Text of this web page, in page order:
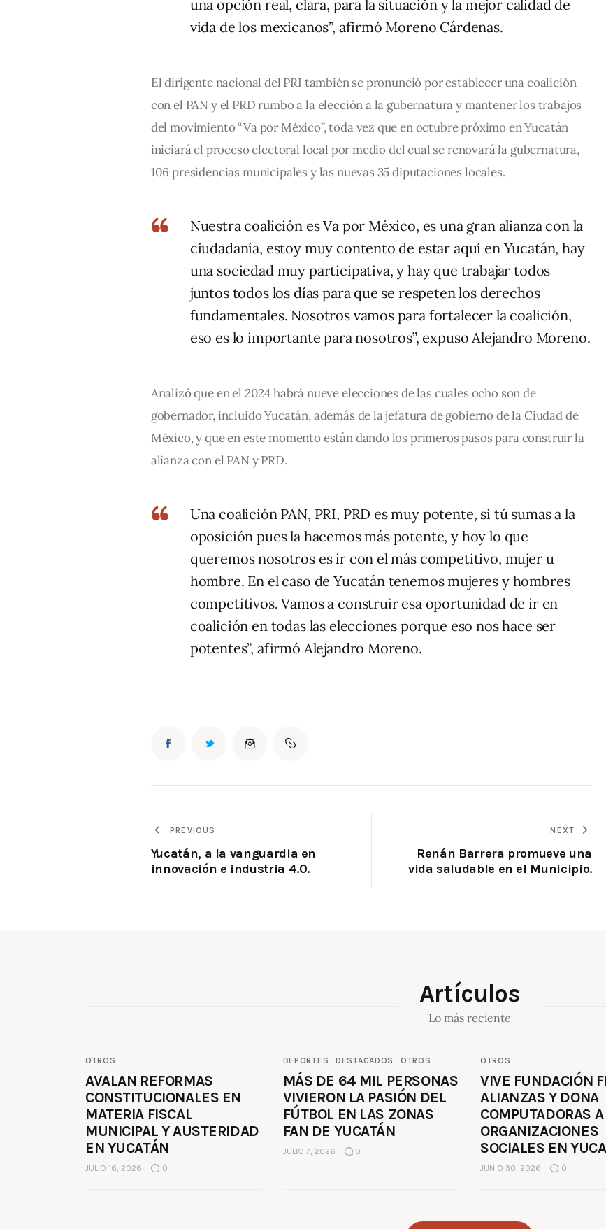
una opción real, clara, para la situación y la mejor calidad de
vida de los mexicanos”, afirmó Moreno Cárdenas.
El dirigente nacional del PRI también se pronunció por establecer una coalición
con el PAN y el PRD rumbo a la elección a la gubernatura y mantener los trabajos
del movimiento “Va por México”, toda vez que en octubre próximo en Yucatán
iniciará el proceso electoral local por medio del cual se renovará la gubernatura,
106 presidencias municipales y las nuevas 35 diputaciones locales.
Nuestra coalición es Va por México, es una gran alianza con la
ciudadanía, estoy muy contento de estar aquí en Yucatán, hay
una sociedad muy participativa, y hay que trabajar todos
juntos todos los días para que se respeten los derechos
fundamentales. Nosotros vamos para fortalecer la coalición,
eso es lo importante para nosotros”, expuso Alejandro Moreno.
Analizó que en el 2024 habrá nueve elecciones de las cuales ocho son de
gobernador, incluido Yucatán, además de la jefatura de gobierno de la Ciudad de
México, y que en este momento están dando los primeros pasos para construir la
alianza con el PAN y PRD.
Una coalición PAN, PRI, PRD es muy potente, si tú sumas a la
oposición pues la hacemos más potente, y hoy lo que
queremos nosotros es ir con el más competitivo, mujer u
hombre. En el caso de Yucatán tenemos mujeres y hombres
competitivos. Vamos a construir esa oportunidad de ir en
coalición en todas las elecciones porque eso nos hace ser
potentes”, afirmó Alejandro Moreno.
PREVIOUS
Yucatán, a la vanguardia en
innovación e industria 4.0.
NEXT
Renán Barrera promueve una
vida saludable en el Municipio.
Artículos
Lo más reciente
OTROS
AVALAN REFORMAS
CONSTITUCIONALES EN
MATERIA FISCAL
MUNICIPAL Y AUSTERIDAD
EN YUCATÁN
JULIO 16, 2026 0
DEPORTES DESTACADOS OTROS
MÁS DE 64 MIL PERSONAS
VIVIERON LA PASIÓN DEL
FÚTBOL EN LAS ZONAS
FAN DE YUCATÁN
JULIO 7, 2026 0
OTROS
VIVE FUNDACIÓN
ALIANZAS Y DONA
COMPUTADORAS A
ORGANIZACIONES
SOCIALES EN
JUNIO 30, 2026 0